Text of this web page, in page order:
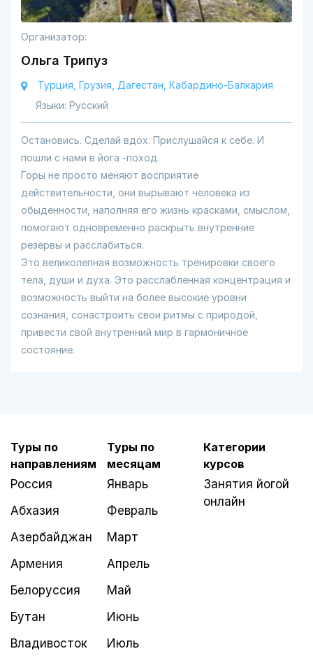
Организатор:
Ольга Трипуз
Турция, Грузия, Дагестан, Кабардино-Балкария
Языки: Русский
Остановись. Сделай вдох. Прислушайся к себе. И
пошли с нами в йога -поход.
Горы не просто меняют восприятие
действительности, они вырывают человека из
обыденности, наполняя его жизнь красками, смыслом,
помогают одновременно раскрыть внутренние
резервы и расслабиться.
Это великолепная возможность тренировки своего
тела, души и духа. Это расслабленная концентрация и
возможность выйти на более высокие уровни
сознания, сонастроить свои ритмы с природой,
привести свой внутренний мир в гармоничное
состояние.
Туры по
направлениям
Россия
Абхазия
Азербайджан
Армения
Белоруссия
Бутан
Владивосток
Туры по
месяцам
Январь
Февраль
Март
Апрель
Май
Июнь
Июль
Категории
курсов
Занятия йогой
онлайн